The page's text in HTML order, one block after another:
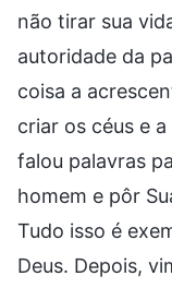
não tirar sua
autoridade da
coisa a
criar os céus e
falou palavras
homem e pôr
Tudo isso é
Deus. Depois,